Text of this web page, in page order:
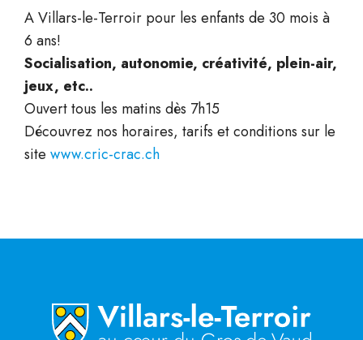
A Villars-le-Terroir pour les enfants de 30 mois à
6 ans!
Socialisation, autonomie, créativité, plein-air,
jeux, etc..
Ouvert tous les matins dès 7h15
Découvrez nos horaires, tarifs et conditions sur le
site www.cric-crac.ch